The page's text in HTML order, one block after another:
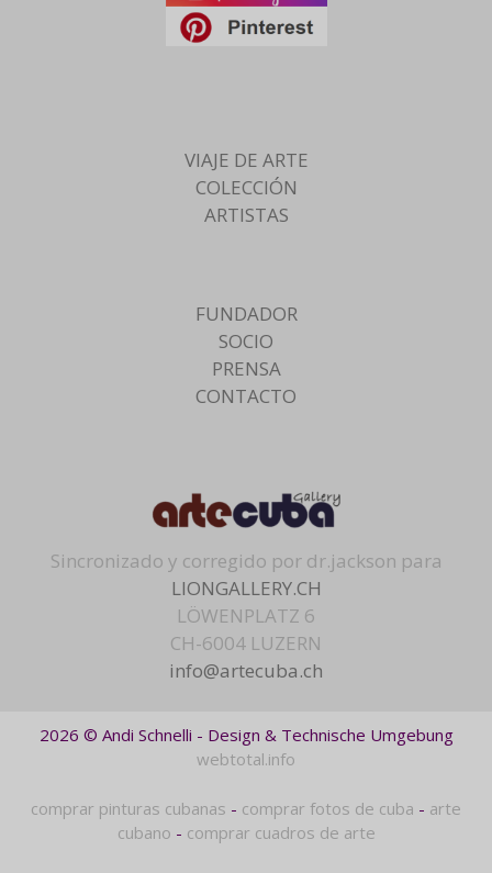
VIAJE DE ARTE
COLECCIÓN
ARTISTAS
FUNDADOR
SOCIO
PRENSA
CONTACTO
Sincronizado y corregido por dr.jackson para
LIONGALLERY.CH
LÖWENPLATZ 6
CH-6004 LUZERN
info@artecuba.ch
2026 © Andi Schnelli - Design & Technische Umgebung
webtotal.info
comprar pinturas cubanas - comprar fotos de cuba - arte
cubano - comprar cuadros de arte